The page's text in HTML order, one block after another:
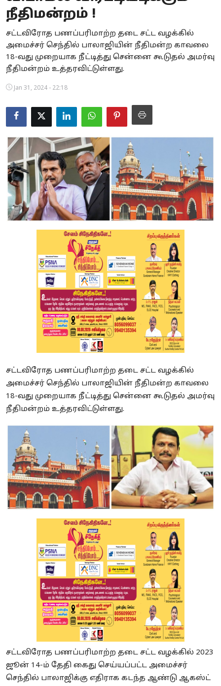
Business
Crime
Tamilnadu
Astrology
Spirituality
Weather
Politics
நீதிமன்றம் !
சட்டவிரோத பணப்பரிமாற்ற தடை சட்ட வழக்கில்
அமைச்சர் செந்தில் பாலாஜியின் நீதிமன்ற காவலை
18-வது முறையாக நீட்டித்து சென்னை கூடுதல் அமர்வு
நீதிமன்றம் உத்தரவிட்டுள்ளது.
Jan 31, 2024 - 22:18
சட்டவிரோத பணப்பரிமாற்ற தடை சட்ட வழக்கில்
அமைச்சர் செந்தில் பாலாஜியின் நீதிமன்ற காவலை
18-வது முறையாக நீட்டித்து சென்னை கூடுதல் அமர்வு
நீதிமன்றம் உத்தரவிட்டுள்ளது.
சட்டவிரோத பணப்பரிமாற்ற தடை சட்ட வழக்கில் 2023
ஜூன் 14-ம் தேதி கைது செய்யப்பட்ட அமைச்சர்
செந்தில் பாலாஜிக்கு எதிராக கடந்த ஆண்டு ஆகஸ்ட்